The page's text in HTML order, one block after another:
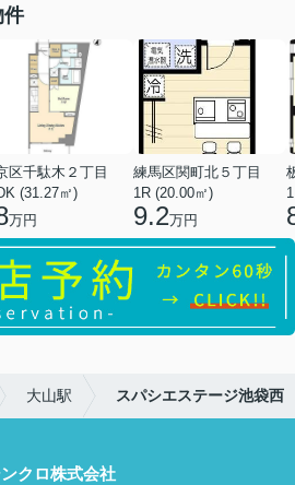
件
区千駄木２丁目
(31.27㎡)
万円
練馬区関町北５丁目
1R (20.00㎡)
9.2万円
大山駅 スパシエステージ池袋西
クロ株式会社